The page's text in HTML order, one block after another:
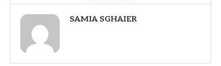
SAMIA SGHAIER